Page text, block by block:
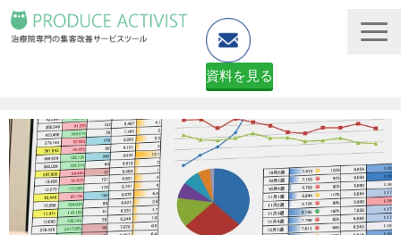
資料を見る
予約システム・顧客管理
資料ダウンロード（無料）
２ヶ月無料体験申し込みフォーム